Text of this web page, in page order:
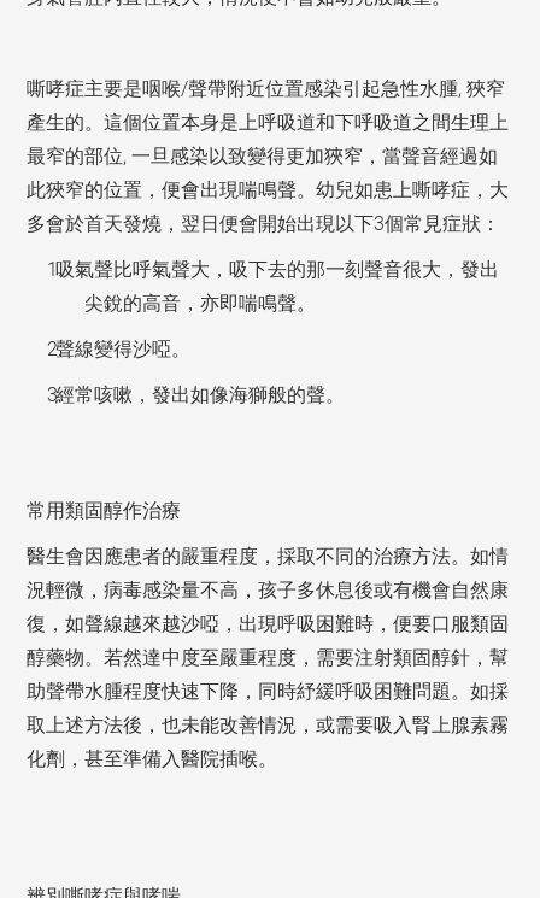
嘶哮症主要是咽喉/聲帶附近位置感染引起急性水腫,狹窄
產生的。這個位置本身是上呼吸道和下呼吸道之間生理上
最窄的部位,一旦感染 以致變得更加狹窄，當聲音經過如
此狹窄的位置，便會出現喘鳴聲。幼兒如患上嘶哮症，大
多會於首天發燒，翌日便會開始出現以下3個常見症狀：
吸氣聲比呼氣聲大，吸下去的那一刻聲音很大，發出
尖銳的高音，亦即喘鳴聲。
聲線變得沙啞。
經常咳嗽，發出如像海獅般的聲。
常用類固醇作治療
醫生會因應患者的嚴重程度，採取不同的治療方法。如情
況輕微，病毒感染量不高，孩子多休息後或有機會自然康
復，如聲線越來越沙啞，出現呼吸困難時，便要口服類固
醇藥物。若然達中度至嚴重程度，需要注射類固醇針，幫
助聲帶水腫程度快速下降，同時紓緩呼吸困難問題。如採
取上述方法後，也未能改善情況，或需要吸入腎上腺素霧
化劑，甚至準備入醫院插喉。